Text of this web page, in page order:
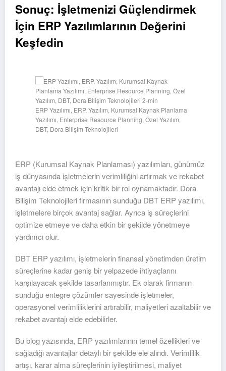
Sonuç: İşletmenizi Güçlendirmek
İçin ERP Yazılımlarının Değerini
Keşfedin
ERP Yazılımı, ERP, Yazılım, Kurumsal Kaynak Planlama
Yazılımı, Enterprise Resource Planning, Özel Yazılım,
DBT, Dora Bilişim Teknolojileri
ERP (Kurumsal Kaynak Planlaması) yazılımları, günümüz
iş dünyasında işletmelerin verimliliğini artırmak ve rekabet
avantajı elde etmek için kritik bir rol oynamaktadır. Dora
Bilişim Teknolojileri firmasının sunduğu DBT ERP yazılımı,
işletmelere birçok avantaj sağlar. Ayrıca iş süreçlerini
optimize etmeye ve daha etkin bir şekilde yönetmeye
yardımcı olur.
DBT ERP yazılımı, işletmelerin finansal yönetimden üretim
süreçlerine kadar geniş bir yelpazede ihtiyaçlarını
karşılayacak şekilde tasarlanmıştır. Ek olarak firmanın
sunduğu entegre çözümler sayesinde işletmeler,
operasyonel verimliliklerini artırabilir, maliyetleri azaltabilir ve
rekabet avantajı elde edebilirler.
Bu blog yazısında, ERP yazılımlarının temel özellikleri ve
sağladığı avantajlar detaylı bir şekilde ele alındı. Verimlilik
artışı, karar alma süreçlerinin iyileştirilmesi, maliyet